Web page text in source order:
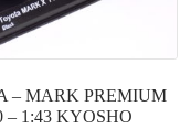
– MARK PREMIUM
– 1:43 KYOSHO